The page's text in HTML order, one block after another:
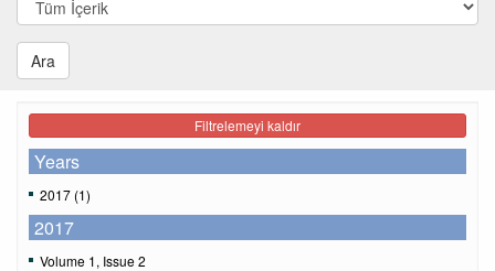
Ara
Filtrelemeyi kaldır
Years
2017 (1)
2017
Volume 1, Issue 2